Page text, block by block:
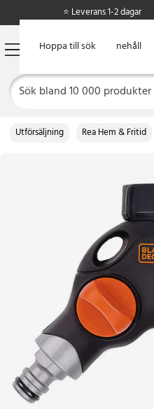
Hoppa till huvudinnehåll
Hoppa till sök
⭐ Leverans 1-2 dagar
Utförsäljning Rea Hem & Fritid